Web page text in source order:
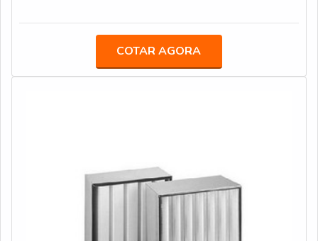
galvanizado, alumínio e aço inox, e a vedação entre a
poliuretano rígido. É IMPORTANTE SABER MAIS
INFORMAÇÕES SOBRE O PRODUTOEssa constituição
COTAR AGORA